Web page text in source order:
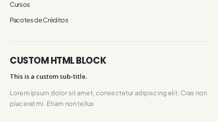
Cursos
Pacotes de Créditos
CUSTOM HTML BLOCK
This is a custom sub-title.
Lorem ipsum dolor sit amet, consectetur adipiscing elit. Cras non
placerat mi. Etiam non tellus